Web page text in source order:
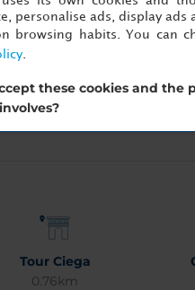
Tour Ciega
0.76km
personalise ads, display
browsing habits. You can
.
these cookies and the